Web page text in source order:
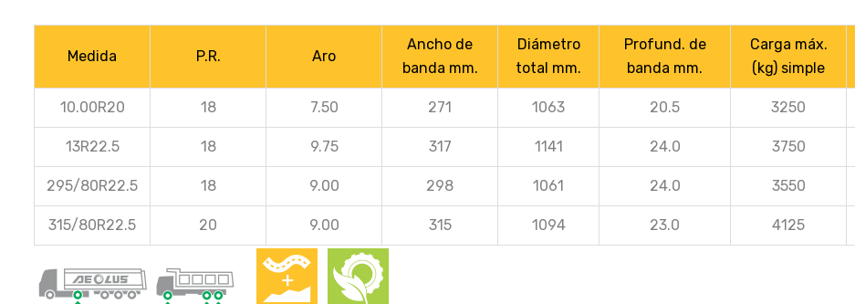
Medida P.R. Aro
Ancho de
banda mm.
Diámetro
total mm.
Profund. de
banda mm.
Carga máx.
(kg) simple
10.00R20 18 7.50 271 1063 20.5 3250
13R22.5 18 9.75 317 1141 24.0 3750
295/80R22.5 18 9.00 298 1061 24.0 3550
315/80R22.5 20 9.00 315 1094 23.0 4125